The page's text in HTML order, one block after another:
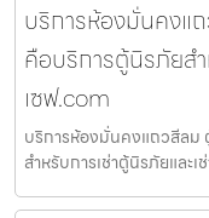
บริการห้องมั่นคงแถ
คือบริการตู้นิรภัยสำ
เซฟ.com
บริการห้องมั่นคงแถวสีลม
สำหรับการเช่าตู้นิรภัยและเ